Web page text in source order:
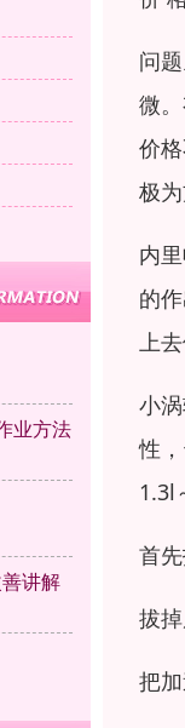
业方法
讲解
问
微
价
极
内
的
上
小
性
1.3l
首
拔
把